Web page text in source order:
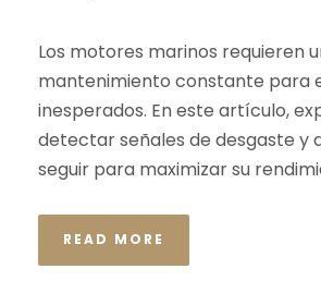
Los motores marinos requieren
mantenimiento constante para
inesperados. En este artículo,
detectar señales de desgaste y
seguir para maximizar su
READ MORE